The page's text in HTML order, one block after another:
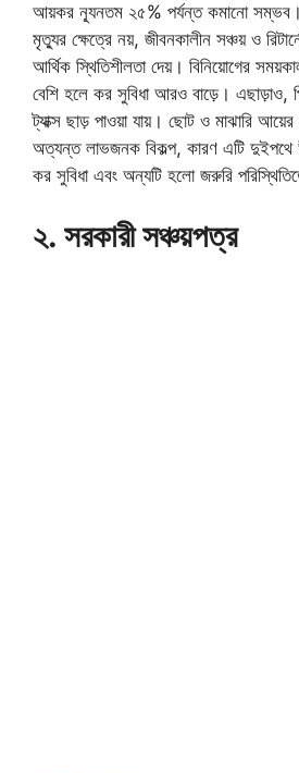
আয়কর ন্যূনতম ২৫% পর্যন্ত কমানো
মৃত্যুর ক্ষেত্রে নয়, জীবনকালীন সঞ্চয় ও
আর্থিক স্থিতিশীলতা দেয়। বিনিয়োগের
বেশি হলে কর সুবিধা আরও বাড়ে। এছাড়াও,
ট্যাক্স ছাড় পাওয়া যায়। ছোট ও মাঝারি
অত্যন্ত লাভজনক বিকল্প, কারণ এটি
কর সুবিধা এবং অন্যটি হলো জরুরি
২. সরকারী সঞ্চয়পত্র